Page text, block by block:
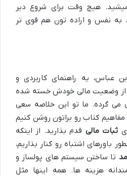
هیچ وقت برای شروع دیر
به نفس و اراده تون هم قوی تر
عباس، یه راهنمای کاربردی و
از وضعیت مالی خودش خسته شده
می گرده. ما تو این خلاصه سعی
کتاب رو براتون روشن کنیم
ثبات مالی قدم بذارید. از اینکه
باورهای اشتباه رو کنار بذاریم،
تا ساختن سیستم های پولساز و
هزینه ها. همه اینها مثل